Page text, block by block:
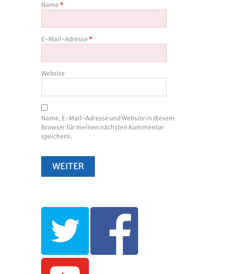
Name *
E-Mail-Adresse *
Website
Name, E-Mail-Adresse und Website in diesem
Browser für meinen nächsten Kommentar
speichern.